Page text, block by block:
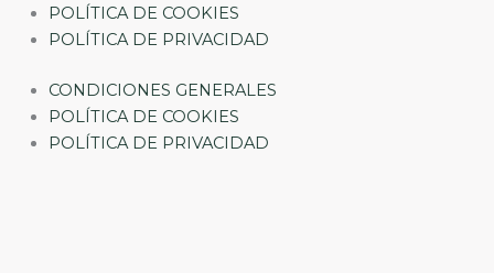
POLÍTICA DE COOKIES
POLÍTICA DE PRIVACIDAD
CONDICIONES GENERALES
POLÍTICA DE COOKIES
POLÍTICA DE PRIVACIDAD